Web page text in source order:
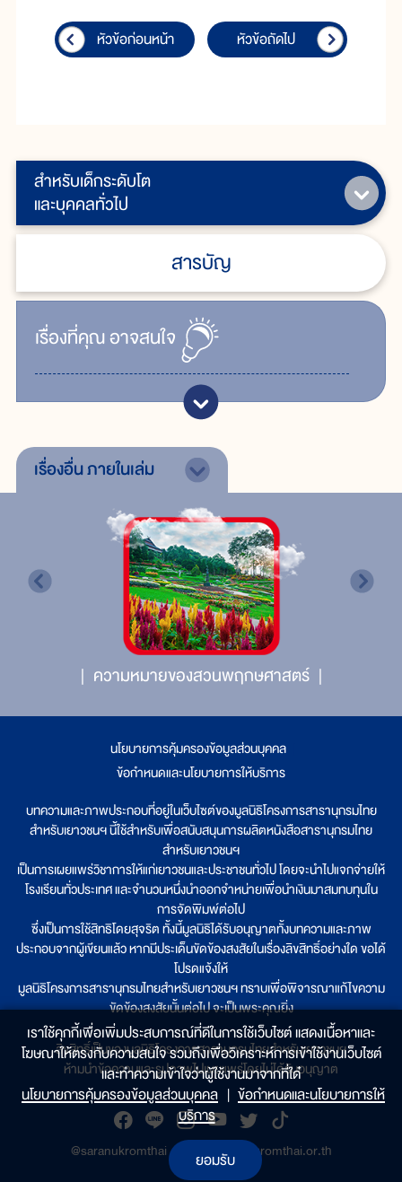
สำหรับเด็กระดับโต
และบุคคลทั่วไป
สารบัญ
เรื่ิองที่คุณอาจสนใจ
หัวข้อก่อนหน้า หัวข้อถัดไป
เรื่องอื่นภายในเล่ม
ความหมายของสวนพฤกษศาสตร์
นโยบายการคุ้มครองข้อมูลส่วนบุคคล
ข้อกำหนดและนโยบายการให้บริการ
บทความและภาพประกอบที่อยู่ในเว็บไซต์ของมูลนิธิโครงการสารานุกรมไทย
สำหรับเยาวชนฯ นี้ใช้สำหรับเพื่อสนับสนุนการผลิตหนังสือสารานุกรมไทย
สำหรับเยาวชนฯ
เป็นการเผยแพร่วิชาการให้แก่เยาวชนและประชาชนทั่วไป โดยจะนำไปแจกจ่ายให้
โรงเรียนทั่วประเทศ และจำนวนหนึ่งนำออกจำหน่ายเพื่อนำเงินมาสมทบทุนใน
การจัดพิมพ์ต่อไป
ซึ่งเป็นการใช้สิทธิโดยสุจริต ทั้งนี้มูลนิธิได้รับอนุญาตทั้งบทความและภาพ
ประกอบจากผู้เขียนแล้ว หากมีประเด็นขัดข้องสงสัยในเรื่องลิขสิทธิ์อย่างใด ขอได้
โปรดแจ้งให้
มูลนิธิโครงการสารานุกรมไทยสำหรับเยาวชนฯ ทราบเพื่อพิจารณาแก้ไขความ
ขัดข้องสงสัยนั้นต่อไป จะเป็นพระคุณยิ่ง
ลิขสิทธิ์เป็นของมูลนิธิโครงการสารานุกรมไทยสำหรับเยาวชนฯ
ห้ามนำข้อความและรูปภาพไปเผยแพร่โดยไม่ได้รับอนุญาต
@saranukromthai | www.saranukromthai.or.th
เราใช้คุกกี้เพื่อเพิ่มประสบการณ์ที่ดีในการใช้เว็บไซต์ แสดงเนื้อหาและ
โฆษณาให้ตรงกับความสนใจ รวมถึงเพื่อวิเคราะห์การเข้าใช้งานเว็บไซต์
และทำความเข้าใจว่าผู้ใช้งานมาจากที่ใด๋
นโยบายการคุ้มครองข้อมูลส่วนบุคคล | ข้อกำหนดและนโยบายการให้
บริการ
ยอมรับ